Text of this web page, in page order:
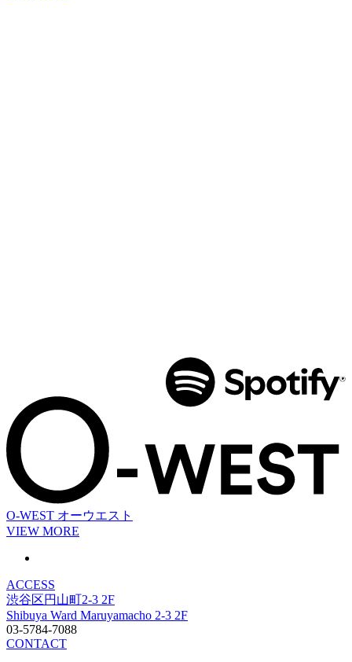
O-WEST オーウエスト
VIEW MORE
ACCESS
渋谷区円山町2-3 2F
Shibuya Ward Maruyamacho 2-3 2F
03-5784-7088
CONTACT